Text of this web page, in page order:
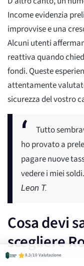
Income evidenzia
improvvise e una
Alcuni utenti
reattiva quando
fondi. Queste
attentamente
sicurezza del vostro
Tutto
ho provato a
pagare nuove
vedere i miei soldi.
Leon T.
Cosa devi
scegliere
8.3/10 Valutazione